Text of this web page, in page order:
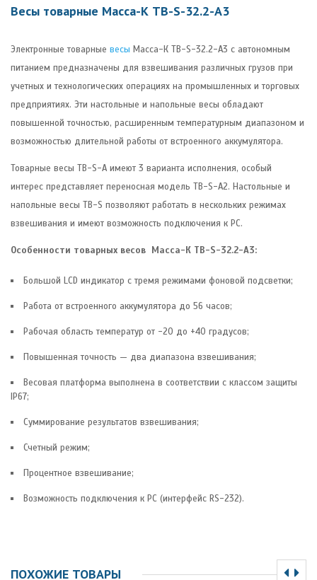
Весы товарные Масса-К ТB-S-32.2-А3
Электронные товарные весы Масса-К ТB-S-32.2-А3 c автономным
питанием предназначены для взвешивания различных грузов при
учетных и технологических операциях на промышленных и торговых
предприятиях. Эти настольные и напольные весы обладают
повышенной точностью, расширенным температурным диапазоном и
возможностью длительной работы от встроенного аккумулятора.
Товарные весы TB-S-А имеют 3 варианта исполнения, особый
интерес представляет переносная модель TB-S-А2. Настольные и
напольные весы TB-S позволяют работать в нескольких режимах
взвешивания и имеют возможность подключения к РС.
Особенности товарных весов Масса-К TB-S-32.2-А3:
Большой LCD индикатор с тремя режимами фоновой подсветки;
Работа от встроенного аккумулятора до 56 часов;
Рабочая область температур от -20 до +40 градусов;
Повышенная точность — два диапазона взвешивания;
Весовая платформа выполнена в соответствии с классом защиты
IP67;
Суммирование результатов взвешивания;
Счетный режим;
Процентное взвешивание;
Возможность подключения к PC (интерфейс RS-232).
ПОХОЖИЕ ТОВАРЫ